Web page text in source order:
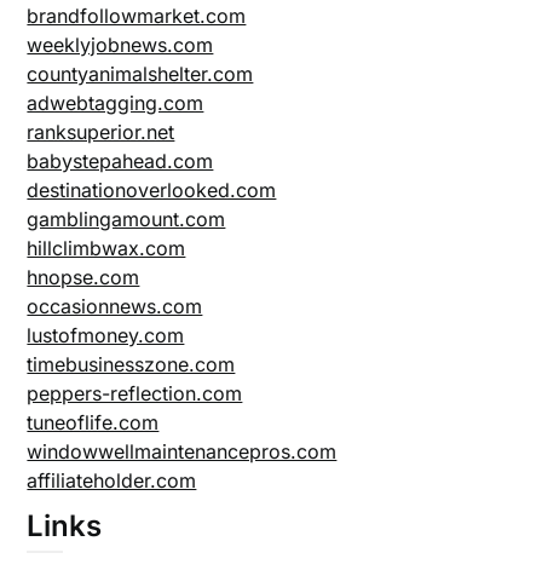
brandfollowmarket.com
weeklyjobnews.com
countyanimalshelter.com
adwebtagging.com
ranksuperior.net
babystepahead.com
destinationoverlooked.com
gamblingamount.com
hillclimbwax.com
hnopse.com
occasionnews.com
lustofmoney.com
timebusinesszone.com
peppers-reflection.com
tuneoflife.com
windowwellmaintenancepros.com
affiliateholder.com
Links